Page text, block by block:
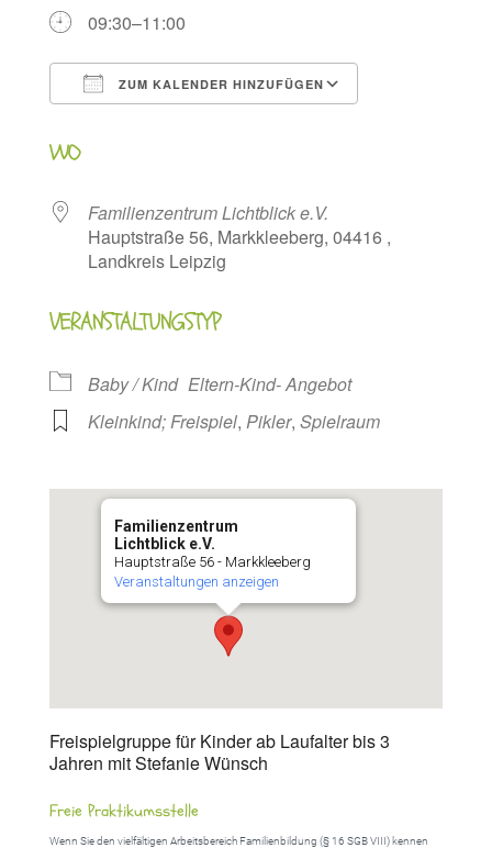
09:30–11:00
ZUM KALENDER HINZUFÜGEN
WO
Familienzentrum Lichtblick e.V.
Hauptstraße 56, Markkleeberg, 04416 ,
Landkreis Leipzig
VERANSTALTUNGSTYP
Baby / Kind Eltern-Kind- Angebot
Kleinkind; Freispiel, Pikler, Spielraum
Familienzentrum
Lichtblick e.V.
Hauptstraße 56 - Markkleeberg
Veranstaltungen anzeigen
Freispielgruppe für Kinder ab Laufalter bis 3
Jahren mit Stefanie Wünsch
Freie Praktikumsstelle
Wenn Sie den vielfältigen Arbeitsbereich Familienbildung (§ 16 SGB VIII) kennen